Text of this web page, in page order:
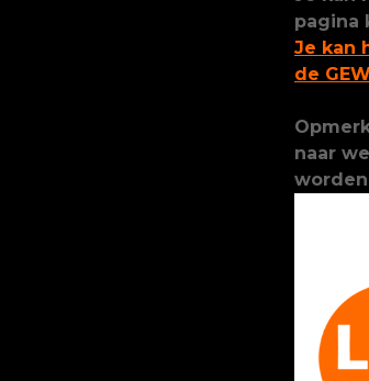
pagina
Je kan
de
naar
worden